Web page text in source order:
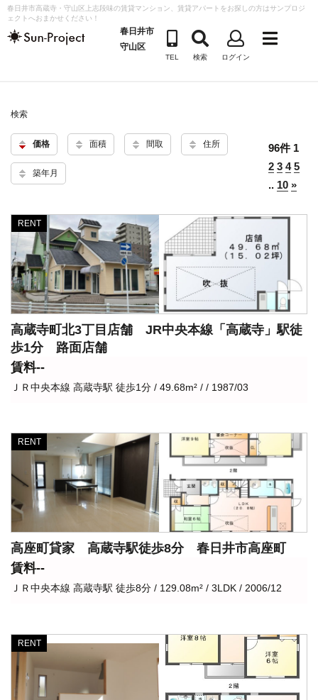
コ春日井市高蔵寺・守山区上志段味の賃貸マンション、賃貸アパートをお探しの方はサンプロジ
ェクトへおまかせください！
春日井市
守山区
TEL 検索 ログイン
検索
価格 面積 間取 住所
築年月
96件 1
2 3 4 5
.. 10 »
RENT
高蔵寺町北3丁目店舗 JR中央本線「高蔵寺」駅徒
歩1分 路面店舗
賃料--
ＪＲ中央本線 高蔵寺駅 徒歩1分 / 49.68m² / / 1987/03
RENT
高座町貸家 高蔵寺駅徒歩8分 春日井市高座町
賃料--
ＪＲ中央本線 高蔵寺駅 徒歩8分 / 129.08m² / 3LDK / 2006/12
RENT